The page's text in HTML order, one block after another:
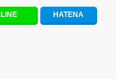
LINE HATENA